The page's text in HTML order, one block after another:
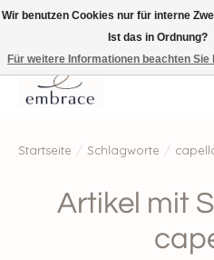
√ Versandkostenfrei ab € 40-, √ Made
nur hier im Onlineshop √high-quality &
Startseite / Schlagworte /
Artikel mit
Wir benutzen Cookies nur für interne
Ist das in Ordnung?
Für weitere Informationen beachten